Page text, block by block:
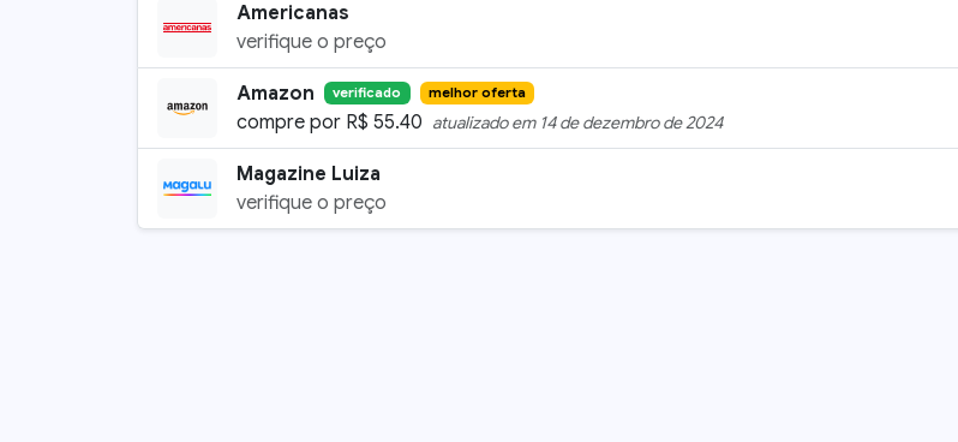
Americanas
verifique o preço
Amazon verificado melhor oferta
compre por R$ 55.40 atualizado em 14 de dezembro de 2024
Magazine Luiza
verifique o preço